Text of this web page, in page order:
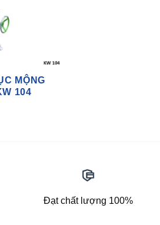
MỘNG
104
Đạt chất lượng 100%